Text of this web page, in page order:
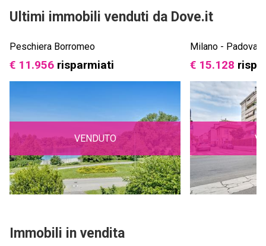
Ultimi immobili venduti da Dove.it
Peschiera Borromeo
€ 11.956 risparmiati
VENDUTO
Milano - Padova
€ 15.128
Immobili in vendita